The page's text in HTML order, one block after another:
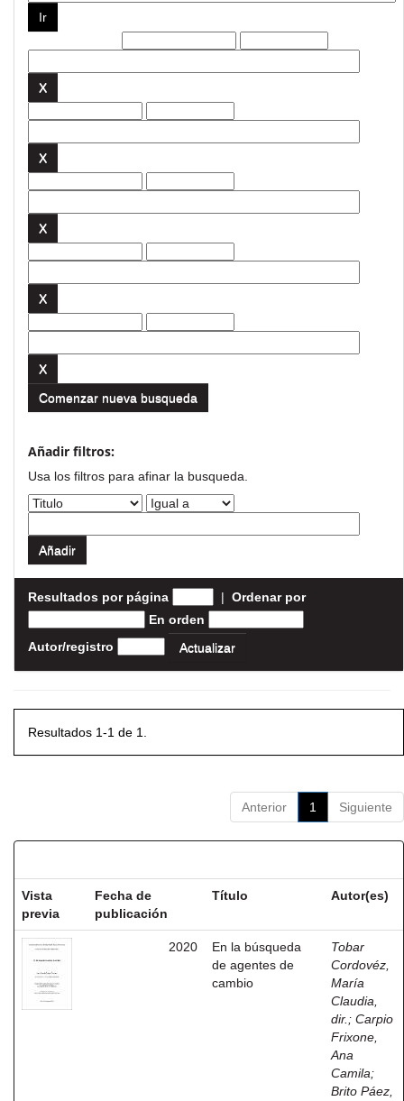
Comenzar nueva busqueda
Añadir filtros:
Usa los filtros para afinar la busqueda.
Resultados por página | Ordenar por
En orden
Autor/registro
Resultados 1-1 de 1.
Anterior 1 Siguiente
Vista
previa
Fecha de
publicación
Título Autor(es)
2020
En la búsqueda
de agentes de
cambio
Tobar
Cordovéz,
María
Claudia,
dir. ; Carpio
Frixone,
Ana
Camila;
Brito Páez,